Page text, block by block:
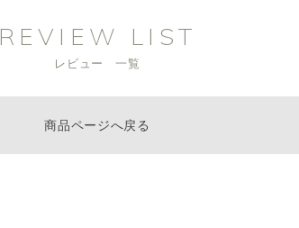
REVIEW LIST
レビュー 一覧
商品ページへ戻る